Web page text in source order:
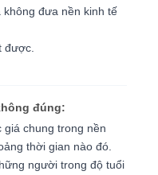
không đưa nền kinh tế
được.
đúng:
chung trong nền
thời gian nào đó.
người trong độ tuổi